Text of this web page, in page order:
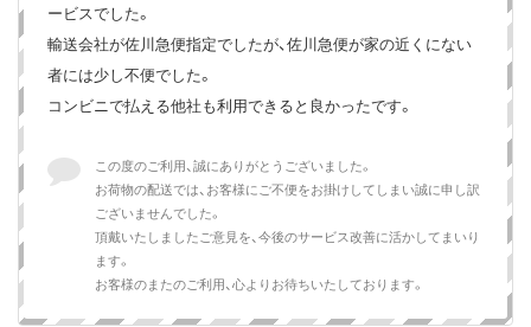
ービスでした。
輸送会社が佐川急便指定でしたが、佐川急便が家の近くにない
者には少し不便でした。
コンビニで払える他社も利用できると良かったです。
この度のご利用、誠にありがとうございました。
お荷物の配送では、お客様にご不便をお掛けしてしまい誠に申し訳
ございませんでした。
頂戴いたしましたご意見を、今後のサービス改善に活かしてまいり
ます。
お客様のまたのご利用、心よりお待ちいたしております。